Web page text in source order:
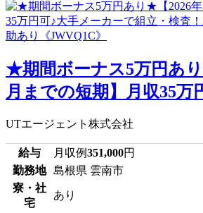
★期間ボーナス5万円あ
月までの短期】月収35万
UTエージェント株式会社
給与 月収例351,000円
勤務地
島根県 雲南市
寮・社
宅
あり